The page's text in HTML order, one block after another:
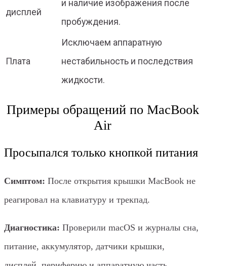
дисплей
и наличие изображения после
пробуждения.
Плата
Исключаем аппаратную
нестабильность и последствия
жидкости.
Примеры обращений по MacBook
Air
Просыпался только кнопкой питания
Симптом: После открытия крышки MacBook не
реагировал на клавиатуру и трекпад.
Диагностика: Проверили macOS и журналы сна,
питание, аккумулятор, датчики крышки,